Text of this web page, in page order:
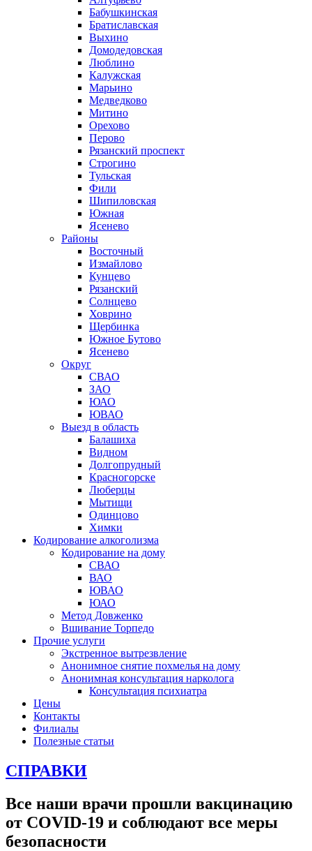
Бабушкинская
Братиславская
Выхино
Домодедовская
Люблино
Калужская
Марьино
Медведково
Митино
Орехово
Перово
Рязанский проспект
Строгино
Тульская
Фили
Шипиловская
Южная
Ясенево
Районы
Восточный
Измайлово
Кунцево
Рязанский
Солнцево
Ховрино
Щербинка
Южное Бутово
Ясенево
Округ
СВАО
ЗАО
ЮАО
ЮВАО
Выезд в область
Балашиха
Видном
Долгопрудный
Красногорске
Люберцы
Мытищи
Одинцово
Химки
Кодирование алкоголизма
Кодирование на дому
СВАО
ВАО
ЮВАО
ЮАО
Метод Довженко
Вшивание Торпедо
Прочие услуги
Экстренное вытрезвление
Анонимное снятие похмелья на дому
Анонимная консультация нарколога
Консультация психиатра
Цены
Контакты
Филиалы
Полезные статьи
СПРАВКИ
Все наши врачи прошли вакцинацию
от COVID-19 и соблюдают все меры
безопасности